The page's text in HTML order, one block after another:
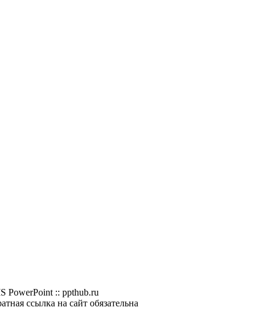
PowerPoint :: ppthub.ru
ссылка на сайт обязательна